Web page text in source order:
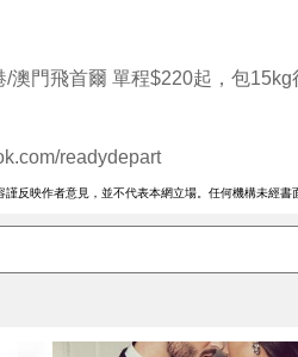
澳門飛首爾 單程$220起，包15kg
readydepart
反映作者意見，並不代表本網立場。任何機構未經書